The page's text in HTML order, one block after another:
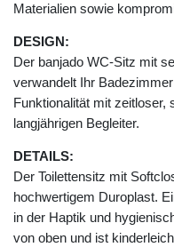
Materialien sowie
DESIGN:
Der banjado WC-Sitz mit
verwandelt Ihr
Funktionalität mit zeitloser,
langjährigen Begleiter.
DETAILS:
Der Toilettensitz mit
hochwertigem Duroplast.
in der Haptik und
von oben und ist